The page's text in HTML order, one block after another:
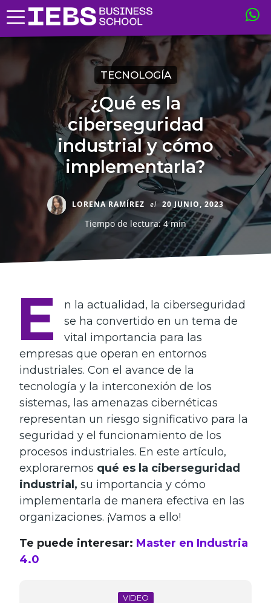
TECNOLOGÍA
¿Qué es la
ciberseguridad
industrial y cómo
implementarla?
LORENA RAMÍREZ el 20 JUNIO, 2023
Tiempo de lectura: 4 min
E
n la actualidad, la ciberseguridad
se ha convertido en un tema de
vital importancia para las
empresas que operan en entornos
industriales. Con el avance de la
tecnología y la interconexión de los
sistemas, las amenazas cibernéticas
representan un riesgo significativo para la
seguridad y el funcionamiento de los
procesos industriales. En este artículo,
exploraremos qué es la ciberseguridad
industrial, su importancia y cómo
implementarla de manera efectiva en las
organizaciones. ¡Vamos a ello!
Te puede interesar: Master en Industria
4.0
VIDEO